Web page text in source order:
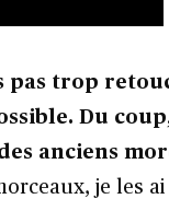
pas trop
Du
anciens
je les